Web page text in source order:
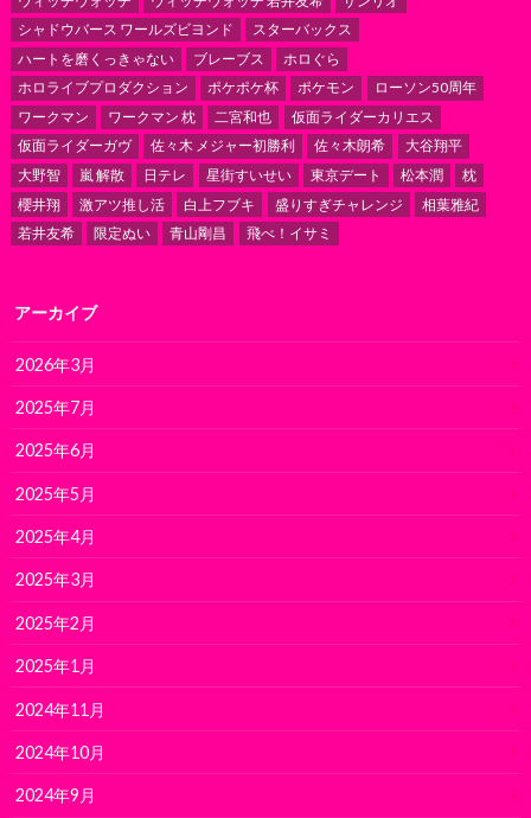
シャドウバース ワールズビヨンド
スターバックス
ハートを磨くっきゃない
ブレーブス
ホロぐら
ホロライブプロダクション
ポケポケ杯 ポケモン
ローソン50周年
ワークマン
ワークマン 枕 二宮和也
仮面ライダーカリエス
仮面ライダーガヴ
佐々木 メジャー初勝利 佐々木朗希
大谷翔平
大野智
嵐 解散 日テレ 星街すいせい 東京デート 松本潤
枕
櫻井翔
激アツ推し活 白上フブキ 盛りすぎチャレンジ
相葉雅紀
若井友希
限定ぬい 青山剛昌 飛べ！イサミ
アーカイブ
2026年3月
2025年7月
2025年6月
2025年5月
2025年4月
2025年3月
2025年2月
2025年1月
2024年11月
2024年10月
2024年9月